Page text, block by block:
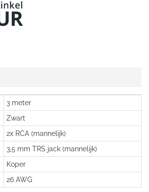
3 meter
Zwart
2x RCA (mannelijk)
3,5 mm TRS jack (mannelijk)
Koper
26 AWG